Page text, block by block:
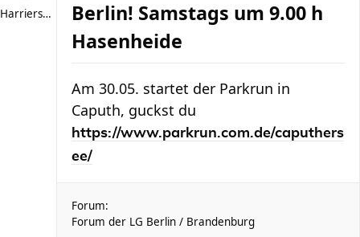
Harriersand reloaded
Berlin! Samstags um 9.00 h
Hasenheide
Am 30.05. startet der Parkrun in
Caputh, guckst du
https://www.parkrun.com.de/caputhers
ee/
Forum:
Forum der LG Berlin / Brandenburg